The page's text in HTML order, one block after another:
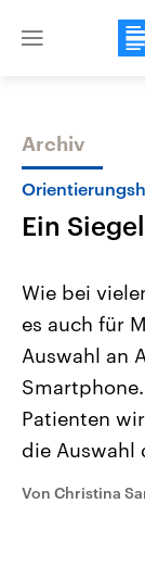
Close
Themen
Landtagswahl
2026
Alle
Sachsen-Anhalt
September
Landtag. Seit
Bundesland
CDU, SPD und
und
Archiv
Ein
Wie bei
es auch für
Auswahl an
Patienten
die Auswahl
Von Christina